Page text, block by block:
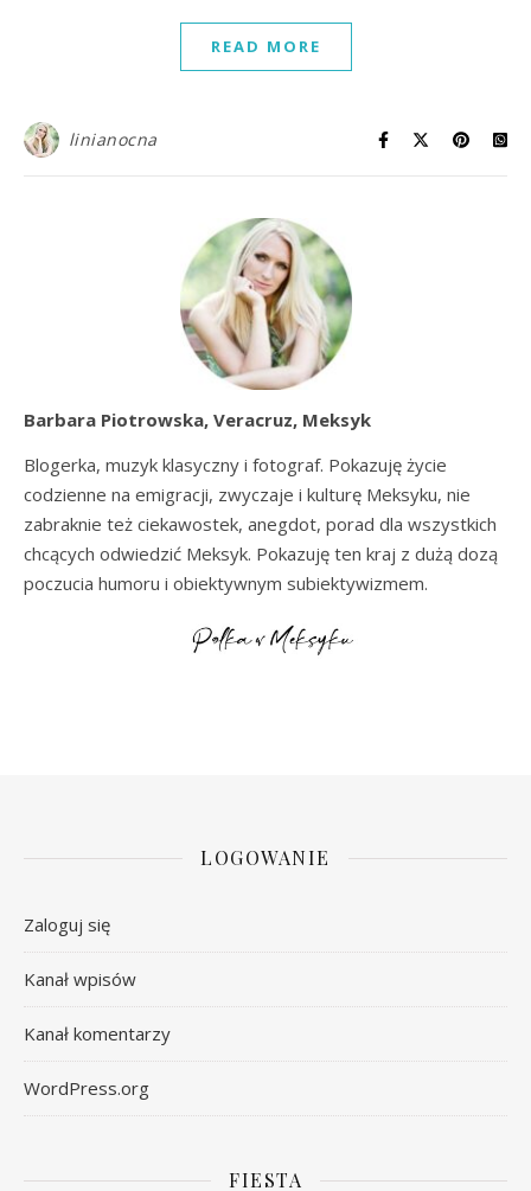
READ MORE
linianocna
Barbara Piotrowska, Veracruz, Meksyk
Blogerka, muzyk klasyczny i fotograf. Pokazuję życie
codzienne na emigracji, zwyczaje i kulturę Meksyku, nie
zabraknie też ciekawostek, anegdot, porad dla wszystkich
chcących odwiedzić Meksyk. Pokazuję ten kraj z dużą dozą
poczucia humoru i obiektywnym subiektywizmem.
LOGOWANIE
Zaloguj się
Kanał wpisów
Kanał komentarzy
WordPress.org
FIESTA